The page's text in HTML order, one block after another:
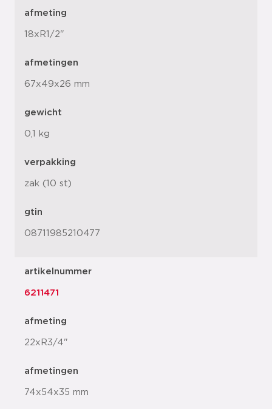
afmeting
18xR1/2"
afmetingen
67x49x26 mm
gewicht
0,1 kg
verpakking
zak (10 st)
gtin
08711985210477
artikelnummer
6211471
afmeting
22xR3/4"
afmetingen
74x54x35 mm